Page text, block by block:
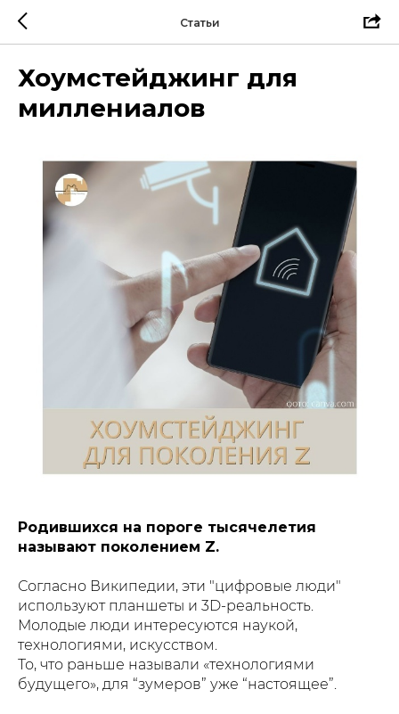
Статьи
Хоумстейджинг для
миллениалов
Родившихся на пороге тысячелетия
называют поколением Z.
Согласно Википедии, эти "цифровые люди"
используют планшеты и 3D-реальность.
Молодые люди интересуются наукой,
технологиями, искусством.
То, что раньше называли «технологиями
будущего», для “зумеров” уже “настоящее”.